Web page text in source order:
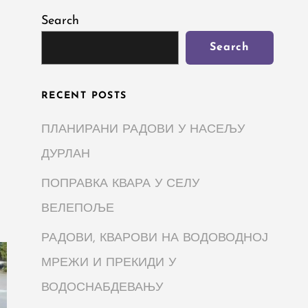
Search
Search
RECENT POSTS
ПЛАНИРАНИ РАДОВИ У НАСЕЉУ
ДУРЛАН
ПОПРАВКА КВАРА У СЕЛУ
ВЕЛЕПОЉЕ
РАДОВИ, КВАРОВИ НА ВОДОВОДНОЈ
МРЕЖИ И ПРЕКИДИ У
ВОДОСНАБДЕВАЊУ